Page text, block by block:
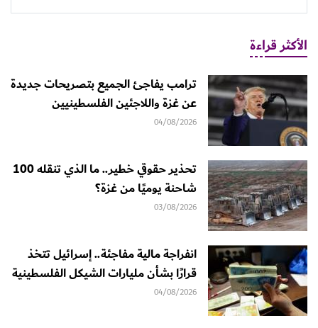
الأكثر قراءة
ترامب يفاجئ الجميع بتصريحات جديدة
عن غزة واللاجئين الفلسطينيين
04/08/2026
تحذير حقوقي خطير.. ما الذي تنقله 100
شاحنة يوميًا من غزة؟
03/08/2026
انفراجة مالية مفاجئة.. إسرائيل تتخذ
قرارًا بشأن مليارات الشيكل الفلسطينية
04/08/2026